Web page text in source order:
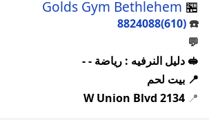
🏪
Golds Gym Bethlehem
☎️
(610)8824088
💬
🥪 دليل النرفيه : رياضة - -
📍 بيت لحم
📍
2134 W Union Blvd